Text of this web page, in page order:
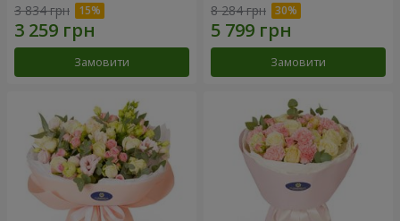
3 834 грн
Замовити
8 284 грн
Замовити